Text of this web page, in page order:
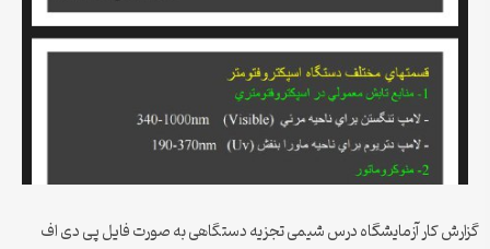
گزارش کار آزمایشگاه درس شیمی تجزیه دستگاهی به صورت فایل پی دی اف